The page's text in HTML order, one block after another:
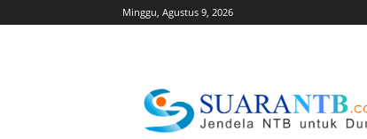
Minggu, Agustus 9, 2026